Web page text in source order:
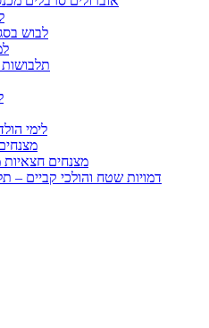
לבוש
לימי
מצנחים חצאיות
דמויות שטח והולכי קביים –